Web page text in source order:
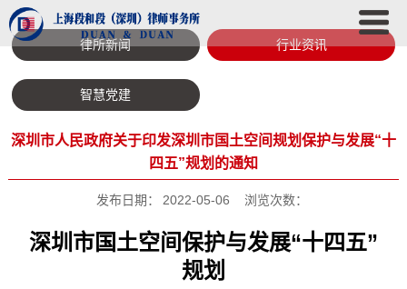
律所新闻 行业资讯
智慧党建
深圳市人民政府关于印发深圳市国土空间规划保护与发展“十
四五”规划的通知
发布日期： 2022-05-06 浏览次数：
深圳市国土空间保护与发展“十四五”
规划